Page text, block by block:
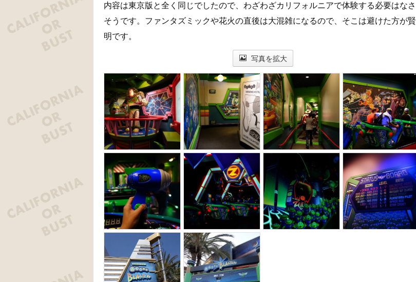
内容は東京版と全く同じでしたので、わざわざカリフォルニアで体験する必要はなさ
そうです。ファンタズミックや花火の直後は大混雑になるので、そこは避けた方が賢
明です。
写真を拡大